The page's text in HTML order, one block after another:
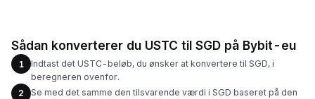
Sådan konverterer du USTC til SGD på Bybit-eu
1
Indtast det USTC-beløb, du ønsker at konvertere til SGD, i
beregneren ovenfor.
2
Se med det samme den tilsvarende værdi i SGD baseret på den